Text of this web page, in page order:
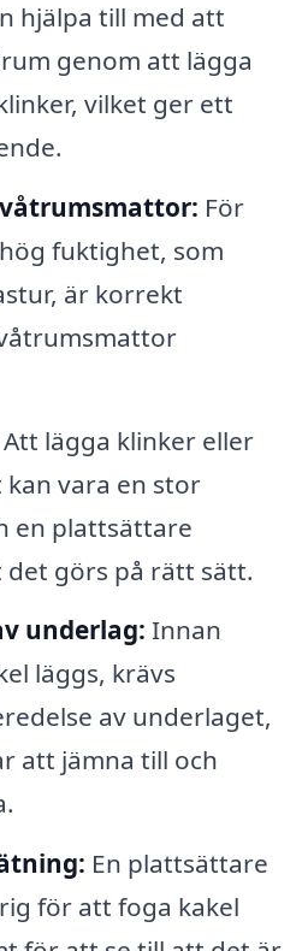
hjälpa till med att
genom att lägga
vilket ger ett
För
fuktighet, som
är korrekt
Att lägga klinker eller
vara en stor
en plattsättare
görs på rätt sätt.
underlag: Innan
läggs, krävs
av underlaget,
att jämna till och
En plattsättare
för att foga kakel